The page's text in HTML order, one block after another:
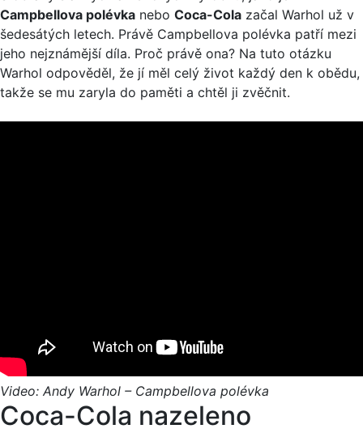
Campbellova polévka nebo Coca-Cola začal Warhol už v
šedesátých letech. Právě Campbellova polévka patří mezi
jeho nejznámější díla. Proč právě ona? Na tuto otázku
Warhol odpověděl, že jí měl celý život každý den k obědu,
takže se mu zaryla do paměti a chtěl ji zvěčnit.
Video: Andy Warhol – Campbellova polévka
Coca-Cola nazeleno